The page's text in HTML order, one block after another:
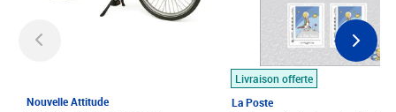
Nouvelle Attitude
Livraison offerte
La Poste